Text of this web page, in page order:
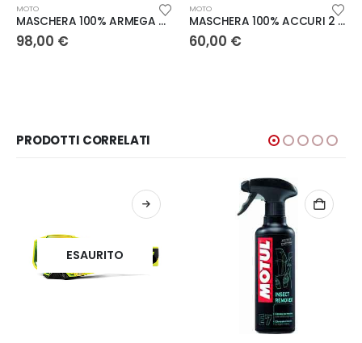
MOTO
MASCHERA 100% ARMEGA NUCLEAR CITRUS – LENTE A SPECCHIO ORO
98,00 €
MOTO
MASCHERA 100% ACCURI 2 ENDURO YELLOW – LENTE TRASPARENTE
60,00 €
PRODOTTI CORRELATI
ESAURITO